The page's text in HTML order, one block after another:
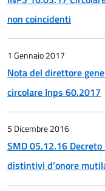
non coincidenti
1 Gennaio 2017
Nota del direttore
circolare Inps 60.2017
5 Dicembre 2016
SMD 05.12.16
distintivi d’onore